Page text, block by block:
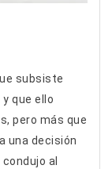
subsiste
que ello
pero más que
una decisión
al